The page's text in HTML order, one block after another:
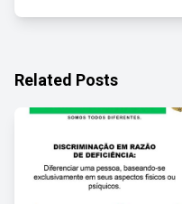
Related Posts